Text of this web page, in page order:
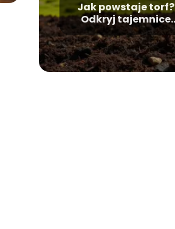
Jak powstaje torf?
Odkryj tajemnice
tego naturalnego
surowca